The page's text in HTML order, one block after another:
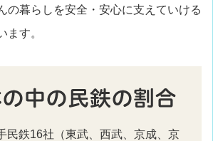
の暮らしを安全・安心に支えていける
ます。
民鉄16社（東武、西武、京成、京